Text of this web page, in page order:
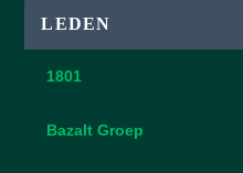
LEDEN
1801
Bazalt Groep